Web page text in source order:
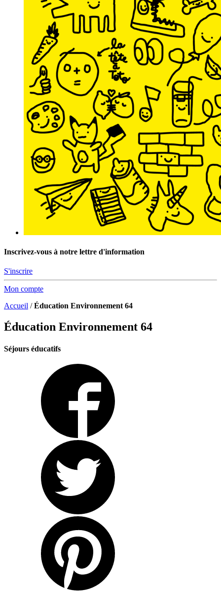
Inscrivez-vous à notre lettre d'information
S'inscrire
Mon compte
Accueil /Éducation Environnement 64
Éducation Environnement 64
Séjours éducatifs